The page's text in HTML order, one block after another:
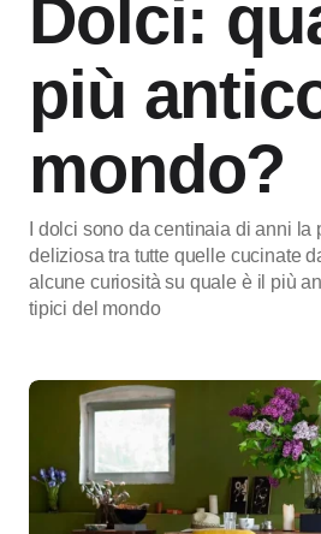
Dolci:
più
mondo?
I dolci sono da centinaia di anni
deliziosa tra tutte quelle cucinate
alcune curiosità su quale è il più
tipici del mondo